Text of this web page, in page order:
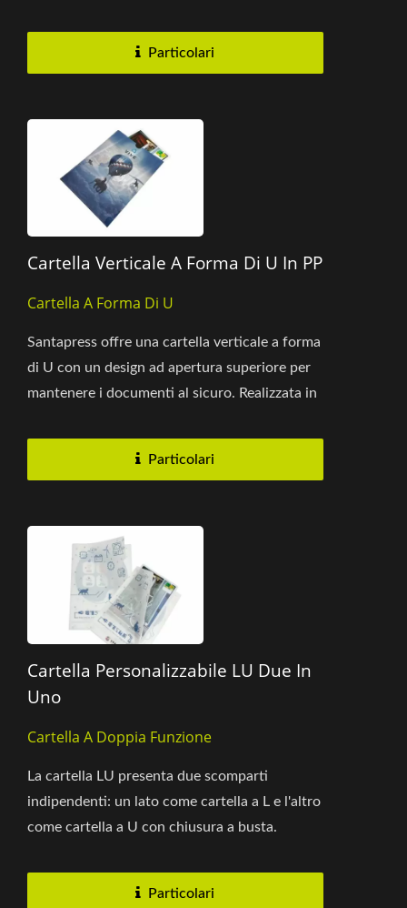
Particolari
Cartella Verticale A Forma Di U In PP
Cartella A Forma Di U
Santapress offre una cartella verticale a forma
di U con un design ad apertura superiore per
mantenere i documenti al sicuro. Realizzata in
Particolari
Cartella Personalizzabile LU Due In
Uno
Cartella A Doppia Funzione
La cartella LU presenta due scomparti
indipendenti: un lato come cartella a L e l'altro
come cartella a U con chiusura a busta.
Particolari